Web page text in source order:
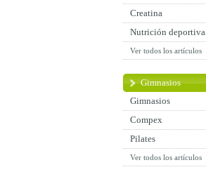
Creatina
Nutrición deportiva
Ver todos los artículos
Gimnasios
Gimnasios
Compex
Pilates
Ver todos los artículos